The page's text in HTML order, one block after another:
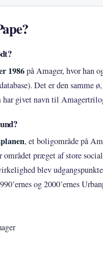
1986på Amager, hvor han
Det er den samme
har givet navn til
, et boligområde på
præget af store
blev
og 2000’ernes